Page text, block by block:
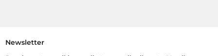
Newsletter